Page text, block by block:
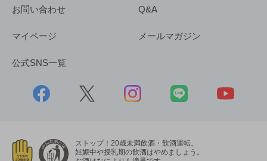
お問い合わせ Q&A
マイページ メールマガジン
公式SNS一覧
ストップ！20歳未満飲酒・飲酒運転。
妊娠中や授乳期の飲酒はやめましょう。